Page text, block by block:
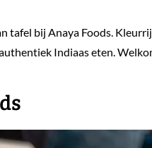
tafel bij Anaya Foods.
Indiaas eten.